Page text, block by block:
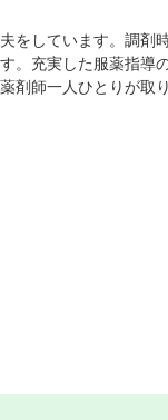
をしています。調剤
。充実した服薬指導
剤師一人ひとりが取